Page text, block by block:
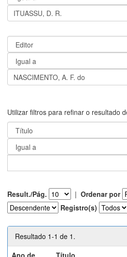
Utilizar filtros para refinar o resultado
Result./Pág. | Ordenar por
Registro(s)
Resultado 1-1 de 1.
Ano de
Título